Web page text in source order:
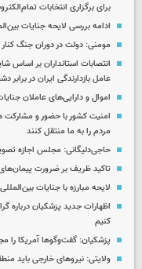
برای برگزاری انتخابات
ادامه بررسی لایحه جنایات
مومنی: دولت در دوران جنگ
انتصابات استانداران بر
عامل بازدارندگی ایران در برابر
اموال و دارایی‌های عاملان
امنیت کشور با حضور و
مردم را به ما منتقل کنند
حاجی‌دلیگانی: مجلس اجازه
تاکید ظریف بر ضرورت
لایحه مبارزه با جنایات
اظهارات جدید پزشکیان درباره
کنیم
پزشکیان: گفت‌وگوها آمریکا را
ولایتی: نیروهای خارجی باید